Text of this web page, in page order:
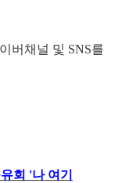
버채널 및 SNS를
회 '나 여기